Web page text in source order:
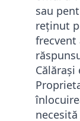
sau
reținut
frecvent